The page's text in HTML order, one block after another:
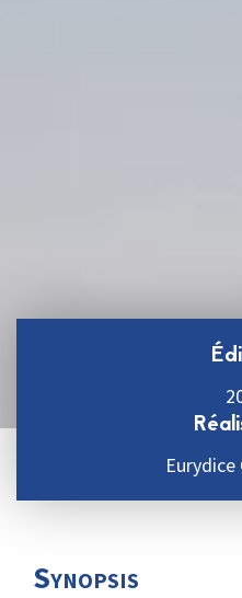
Eurydice
Synopsis